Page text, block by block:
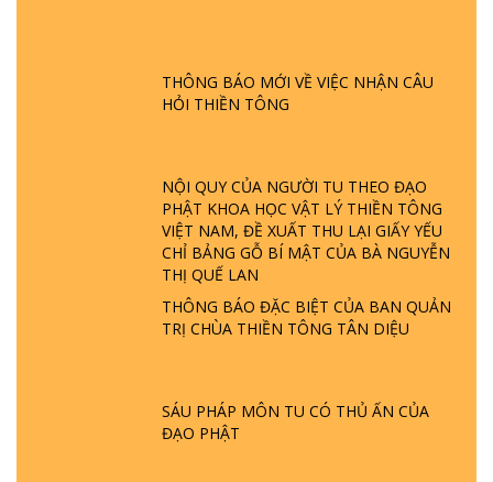
THÔNG BÁO MỚI VỀ VIỆC NHẬN CÂU
HỎI THIỀN TÔNG
NỘI QUY CỦA NGƯỜI TU THEO ĐẠO
PHẬT KHOA HỌC VẬT LÝ THIỀN TÔNG
VIỆT NAM, ĐỀ XUẤT THU LẠI GIẤY YẾU
CHỈ BẢNG GỖ BÍ MẬT CỦA BÀ NGUYỄN
THỊ QUẾ LAN
THÔNG BÁO ĐẶC BIỆT CỦA BAN QUẢN
TRỊ CHÙA THIỀN TÔNG TÂN DIỆU
SÁU PHÁP MÔN TU CÓ THỦ ẤN CỦA
ĐẠO PHẬT
PHẬT GIỚI CÓ THỜI GIAN KHÔNG? |
TTTD
LÀ AI? QUỶ SA TĂNG? | TTTD
GIẢI ĐÁP THIỀN TÔNG ĐẶC BIỆT P22 - TẠI
SAO TRÁI ĐẤT NHIỀU THIÊN TAI - LŨ LỤT
- HỎA HOẠN | TTTD
GIẢI ĐÁP THIỀN TÔNG ĐẶC BIỆT P21 - TẠI
GIẢI ĐÁP VỀ LỄ TIỄN THIỀN TÔNG SƯ